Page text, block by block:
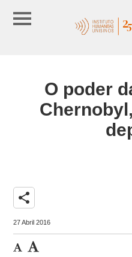
O poder
share
27 Abril 2016